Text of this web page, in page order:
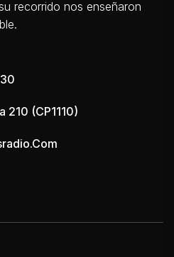
recorrido nos enseñaron
210 (CP1110)